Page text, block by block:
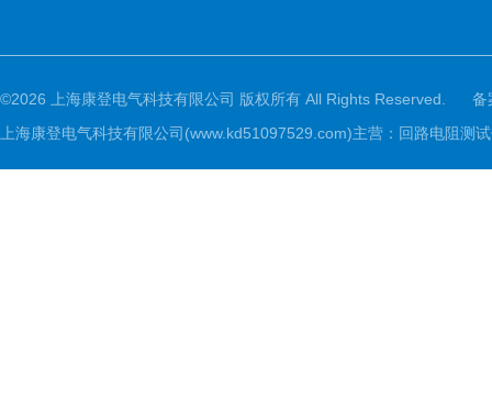
©2026 上海康登电气科技有限公司 版权所有 All Rights Reserved.
备
上海康登电气科技有限公司(www.kd51097529.com)主营：回路电阻